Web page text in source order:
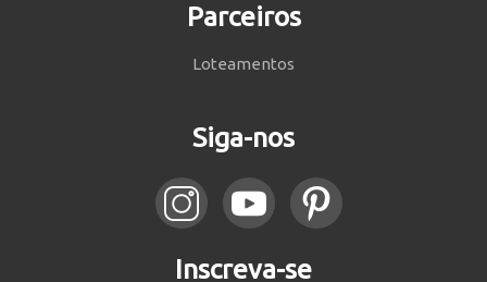
Parceiros
Loteamentos
Siga-nos
Inscreva-se